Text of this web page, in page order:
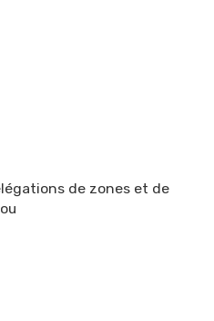
de zones et de